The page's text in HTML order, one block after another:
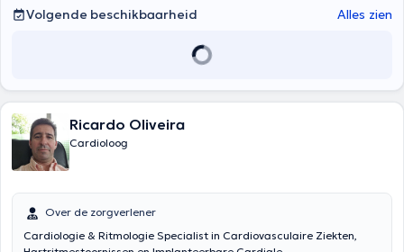
de particuliere praktijk, wordt een klinisch onderzoek uitgevoerd en
extra tests die kunnen helpen verduidelijken de diagnose met ECG
hulp, echocardiografie, Doppler, stress test. Het wordt u in het
medisch centrum Medicalia. Inhoud vertaald door google translate
Volgende beschikbaarheid
Alles zien
Ricardo Oliveira
Cardioloog
Over de zorgverlener
Cardiologie & Ritmologie Specialist in Cardiovasculaire Ziekten,